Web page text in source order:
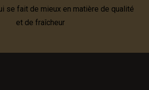
se fait de mieux en matière de qualité
et de fraîcheur